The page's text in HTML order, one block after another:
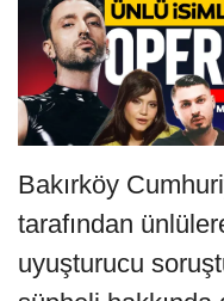
Bakırköy
tarafından
uyuşturucu